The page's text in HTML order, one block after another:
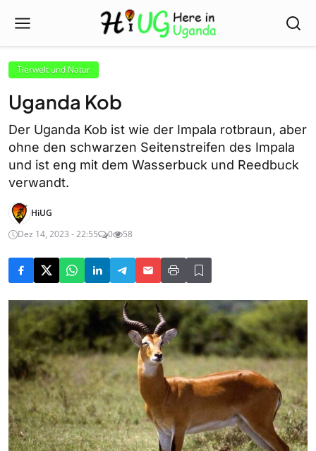
Tierwelt und Natur
Uganda Kob
Der Uganda Kob ist wie der Impala rotbraun, aber
ohne den schwarzen Seitenstreifen des Impala
und ist eng mit dem Wasserbuck und Reedbuck
verwandt.
HiUG
Dez 14, 2023 - 22:55
0 58